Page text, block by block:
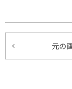
元の